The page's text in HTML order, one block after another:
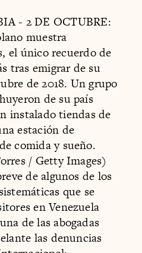
- 2 DE OCTUBRE:
muestra
el único recuerdo de
tras emigrar de su
de 2018. Un grupo
de su país
instalado tiendas de
estación de
comida y sueño.
/ Getty Images)
de algunos de los
que se
en Venezuela
de las abogadas
las denuncias